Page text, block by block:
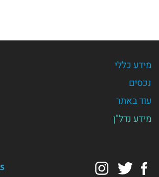
מידע כללי
נכסים
עוד באתר
מידע נדל"ן
Facebook
Twitter